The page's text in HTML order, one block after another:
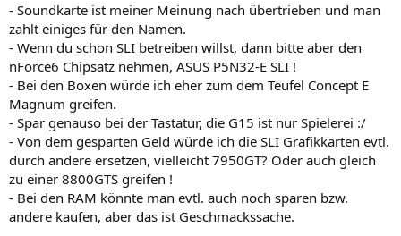
- Soundkarte ist meiner Meinung nach übertrieben und man
zahlt einiges für den Namen.
- Wenn du schon SLI betreiben willst, dann bitte aber den
nForce6 Chipsatz nehmen, ASUS P5N32-E SLI !
- Bei den Boxen würde ich eher zum dem Teufel Concept E
Magnum greifen.
- Spar genauso bei der Tastatur, die G15 ist nur Spielerei :/
- Von dem gesparten Geld würde ich die SLI Grafikkarten evtl.
durch andere ersetzen, vielleicht 7950GT? Oder auch gleich
zu einer 8800GTS greifen !
- Bei den RAM könnte man evtl. auch noch sparen bzw.
andere kaufen, aber das ist Geschmackssache.